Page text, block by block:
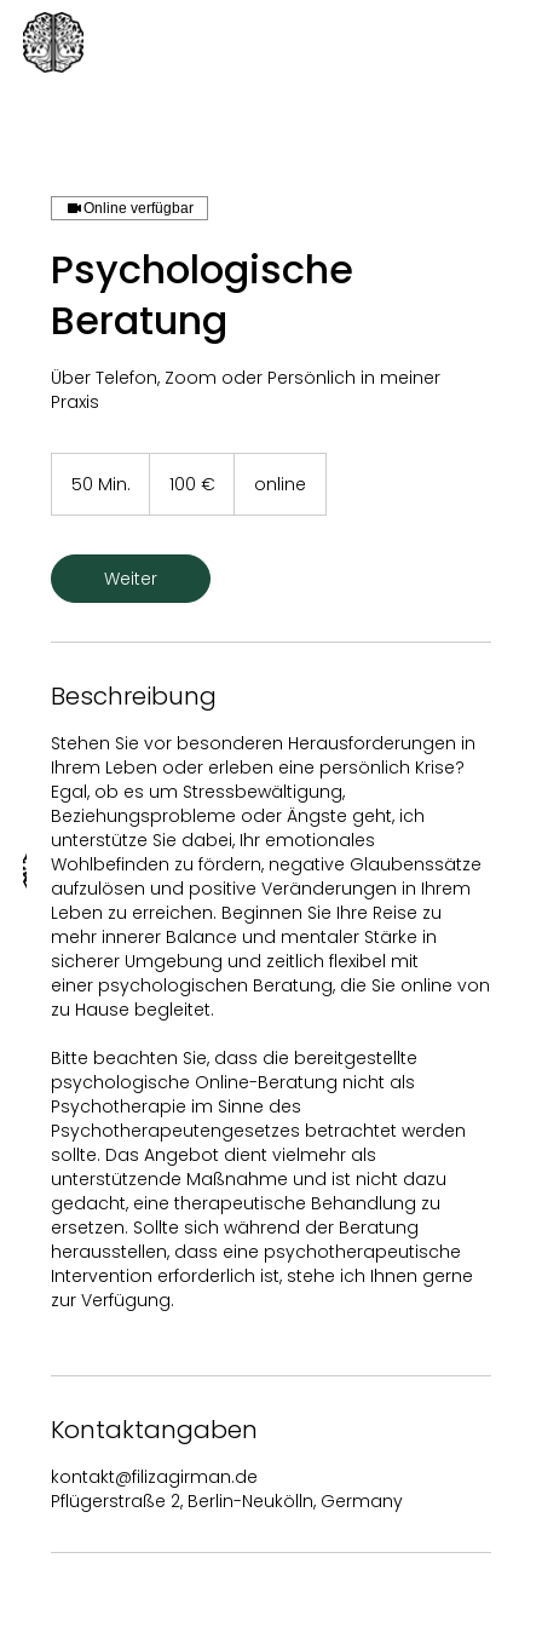
Online verfügbar
Psychologische
Beratung
Über Telefon, Zoom oder Persönlich in meiner
Praxis
50 Min.
i
n
100 € online
Weiter
Beschreibung
Stehen Sie vor besonderen Herausforderungen in
Ihrem Leben oder erleben eine persönlich Krise?
Egal, ob es um Stressbewältigung,
Beziehungsprobleme oder Ängste geht, ich
unterstütze Sie dabei, Ihr emotionales
Wohlbefinden zu fördern, negative Glaubenssätze
aufzulösen und positive Veränderungen in Ihrem
Leben zu erreichen. Beginnen Sie Ihre Reise zu
mehr innerer Balance und mentaler Stärke in
sicherer Umgebung und zeitlich flexibel mit
einer psychologischen Beratung, die Sie online von
zu Hause begleitet.
Bitte beachten Sie, dass die bereitgestellte
psychologische Online-Beratung nicht als
Psychotherapie im Sinne des
Psychotherapeutengesetzes betrachtet werden
sollte. Das Angebot dient vielmehr als
unterstützende Maßnahme und ist nicht dazu
gedacht, eine therapeutische Behandlung zu
ersetzen. Sollte sich während der Beratung
herausstellen, dass eine psychotherapeutische
Intervention erforderlich ist, stehe ich Ihnen gerne
zur Verfügung.
Kontaktangaben
kontakt@filizagirman.de
Pflügerstraße 2, Berlin-Neukölln, Germany